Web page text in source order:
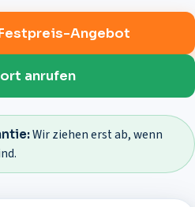
Angebot
anrufen
Wir ziehen erst ab, wenn